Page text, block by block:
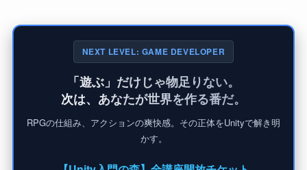
NEXT LEVEL: GAME DEVELOPER
「遊ぶ」だけじゃ物足りない。
次は、あなたが世界を作る番だ。
RPGの仕組み、アクションの爽快感。その正体をUnityで解き明
かす。